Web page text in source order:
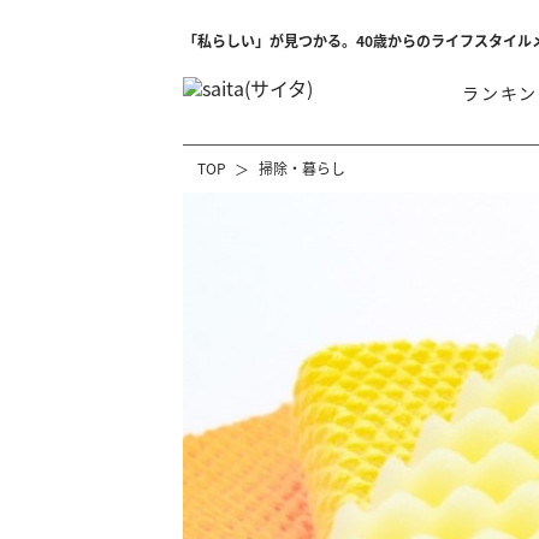
「私らしい」が見つかる。40歳からのライフスタイル
ランキ
TOP 掃除・暮らし